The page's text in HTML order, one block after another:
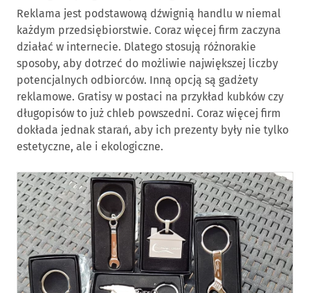
Reklama jest podstawową dźwignią handlu w niemal
każdym przedsiębiorstwie. Coraz więcej firm zaczyna
działać w internecie. Dlatego stosują różnorakie
sposoby, aby dotrzeć do możliwie największej liczby
potencjalnych odbiorców. Inną opcją są gadżety
reklamowe. Gratisy w postaci na przykład kubków czy
długopisów to już chleb powszedni. Coraz więcej firm
dokłada jednak starań, aby ich prezenty były nie tylko
estetyczne, ale i ekologiczne.